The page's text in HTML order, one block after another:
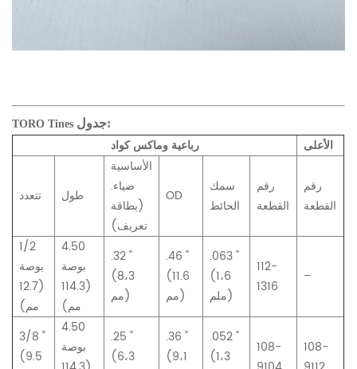
TORO Tines جدول:
رباعية وماكس كواد الأعلى
تتعدد طول
الأساسية
ضياء.
(بطاقة
تعريف)
OD
سمك
الحائط
رقم
القطعة
رقم
القطعة
1/2
بوصة
(12.7
مم)
4.50
بوصة
(114.3
مم)
.32 "
(8،3
مم)
.46 "
(11.6
مم)
.063 "
(1،6
ملم)
112-
1316
–
3/8 "
(9.5
4.50
بوصة
.25 "
(6،3
.36 "
(9،1
.052 "
(1،3
108-
108-